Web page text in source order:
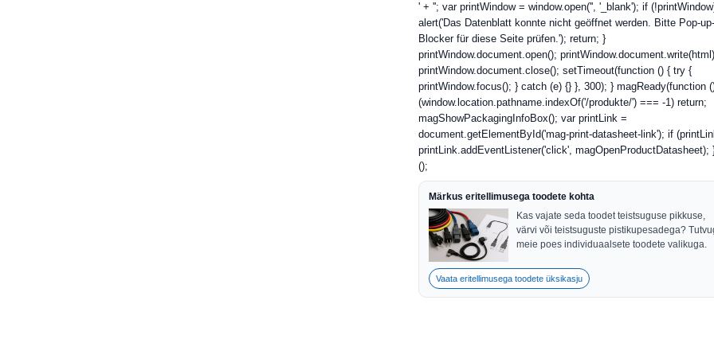
' + ''; var printWindow = window.open('', '_blank'); if
alert('Das Datenblatt konnte nicht geöffnet werden. Bitte Pop-up-
Blocker für diese Seite prüfen.'); return; }
printWindow.document.open();
printWindow.document.close(); setTimeout(function () { try {
printWindow.focus(); } catch (e) {} }, 300); } magReady(function
(window.location.pathname.indexOf('/produkte/') === -1) return;
magShowPackagingInfoBox(); var printLink =
document.getElementById('mag-print-datasheet-link'); if
printLink.addEventListener('click', magOpenProductDatasheet);
();
Märkus eritellimusega toodete kohta
Kas vajate seda toodet teistsuguse pikkuse,
värvi või teistsuguste pistikupesadega?
meie poes individuaalsete toodete valikuga.
Vaata eritellimusega toodete üksikasju